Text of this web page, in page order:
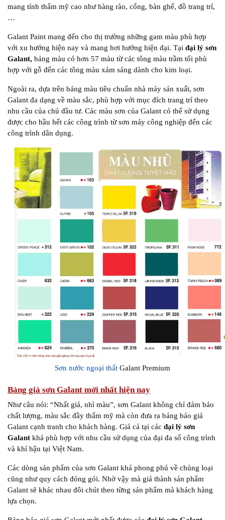
mang tính thẩm mỹ cao như hàng rào, cổng, bàn ghế, đồ trang trí,
…
Galant Paint mang đến cho thị trường những gam màu phù hợp
với xu hướng hiện nay và mang hơi hướng hiện đại. Tại đại lý sơn
Galant, bảng màu có hơn 57 màu từ các tông màu trầm tối phù
hợp với gỗ đến các tông màu xám sáng dành cho kim loại.
Ngoài ra, dựa trên bảng màu tiêu chuẩn nhà máy sản xuất, sơn
Galant đa dạng về màu sắc, phù hợp với mục đích trang trí theo
nhu cầu của chủ đầu tư. Các màu sơn của Galant có thể sử dụng
được cho hầu hết các công trình từ sơn máy công nghiệp đến các
công trình dân dụng.
Sơn nước ngoại thất Galant Premium
Bảng giá sơn Galant mới nhất hiện nay
Như câu nói: “Nhất giá, nhì màu”, sơn Galant không chỉ đảm bảo
chất lượng, màu sắc đầy thẩm mỹ mà còn đưa ra bảng báo giá
Galant cạnh tranh cho khách hàng. Giá cả tại các đại lý sơn
Galant khá phù hợp với nhu cầu sử dụng của đại đa số công trình
và khí hậu tại Việt Nam.
Các dòng sản phẩm của sơn Galant khá phong phú về chủng loại
cũng như quy cách đóng gói. Nhờ vậy mà giá thành sản phẩm
Galant sẽ khác nhau đôi chút theo từng sản phẩm mà khách hàng
lựa chọn.